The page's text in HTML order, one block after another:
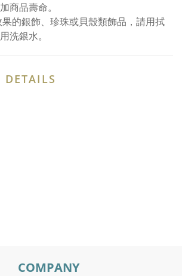
商品壽命。
的銀飾、珍珠或貝殼類飾品，請用拭
洗銀水。
COMPANY